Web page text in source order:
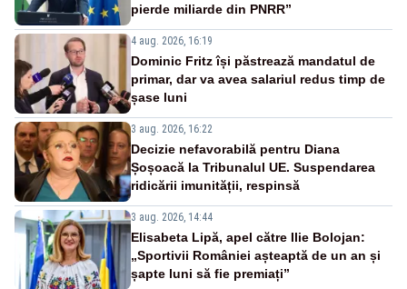
pierde miliarde din PNRR”
4 aug. 2026, 16:19
Dominic Fritz își păstrează mandatul de
primar, dar va avea salariul redus timp de
șase luni
3 aug. 2026, 16:22
Decizie nefavorabilă pentru Diana
Șoșoacă la Tribunalul UE. Suspendarea
ridicării imunității, respinsă
3 aug. 2026, 14:44
Elisabeta Lipă, apel către Ilie Bolojan:
„Sportivii României așteaptă de un an și
șapte luni să fie premiați”